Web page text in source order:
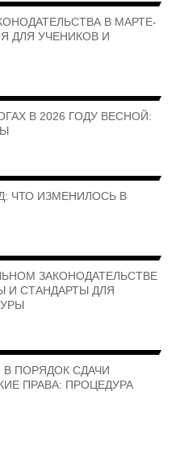
В МАРТЕ-
ДЛЯ УЧЕНИКОВ И
В 2026 ГОДУ ВЕСНОЙ:
ЧТО ИЗМЕНИЛОСЬ В
ЗАКОНОДАТЕЛЬСТВЕ
И СТАНДАРТЫ ДЛЯ
ПОРЯДОК СДАЧИ
ПРАВА: ПРОЦЕДУРА